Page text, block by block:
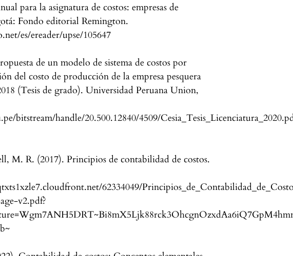
para la asignatura de costos: empresas de
Fondo editorial Remington.
es/ereader/upse/105647
de un modelo de sistema de costos por
del costo de producción de la empresa pesquera
(Tesis de grado). Universidad Peruana Union,
bitstream/handle/20.500.12840/4509/
M. R. (2017). Principios de contabilidad de costos.
62334049/
v2.pdf?